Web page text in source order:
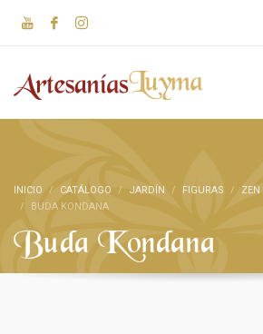
INICIO CATÁLOGO JARDÍN FIGURAS
ZEN
BUDA KONDANA
Buda Kondana